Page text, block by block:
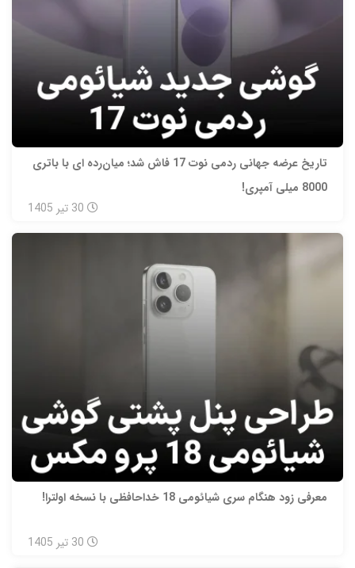
تاریخ عرضه جهانی ردمی نوت 17 فاش شد؛ میان‌رده‌ ای با باتری
8000 میلی‌ آمپری!
30 تیر 1405
معرفی زود هنگام سری شیائومی 18 خداحافظی با نسخه اولترا!
30 تیر 1405